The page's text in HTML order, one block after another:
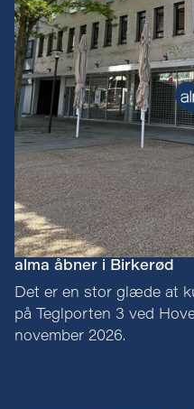
alma åbner i Birkerød
Det er en stor glæde at
på Teglporten 3 ved
november 2026.